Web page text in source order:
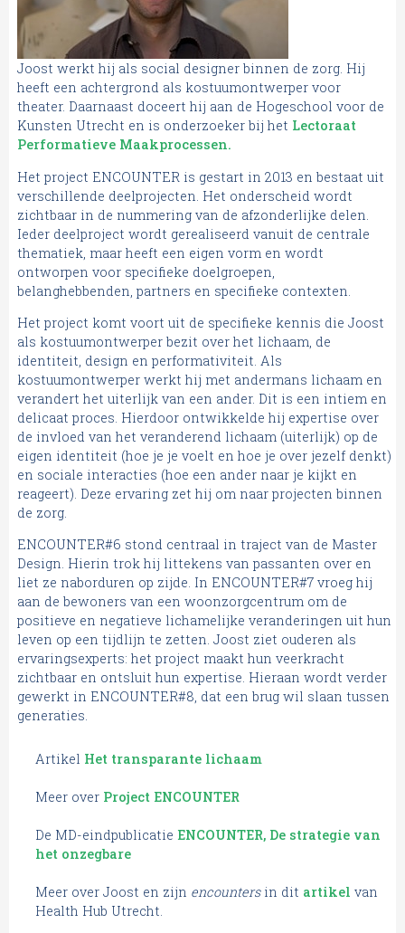
Joost werkt hij als social designer binnen de zorg. Hij
heeft een achtergrond als kostuumontwerper voor
theater. Daarnaast doceert hij aan de Hogeschool voor de
Kunsten Utrecht en is onderzoeker bij het Lectoraat
Performatieve Maakprocessen.
Het project ENCOUNTER is gestart in 2013 en bestaat uit
verschillende deelprojecten. Het onderscheid wordt
zichtbaar in de nummering van de afzonderlijke delen.
Ieder deelproject wordt gerealiseerd vanuit de centrale
thematiek, maar heeft een eigen vorm en wordt
ontworpen voor specifieke doelgroepen,
belanghebbenden, partners en specifieke contexten.
Het project komt voort uit de specifieke kennis die Joost
als kostuumontwerper bezit over het lichaam, de
identiteit, design en performativiteit. Als
kostuumontwerper werkt hij met andermans lichaam en
verandert het uiterlijk van een ander. Dit is een intiem en
delicaat proces. Hierdoor ontwikkelde hij expertise over
de invloed van het veranderend lichaam (uiterlijk) op de
eigen identiteit (hoe je je voelt en hoe je over jezelf denkt)
en sociale interacties (hoe een ander naar je kijkt en
reageert). Deze ervaring zet hij om naar projecten binnen
de zorg.
ENCOUNTER#6 stond centraal in traject van de Master
Design. Hierin trok hij littekens van passanten over en
liet ze naborduren op zijde. In ENCOUNTER#7 vroeg hij
aan de bewoners van een woonzorgcentrum om de
positieve en negatieve lichamelijke veranderingen uit hun
leven op een tijdlijn te zetten. Joost ziet ouderen als
ervaringsexperts: het project maakt hun veerkracht
zichtbaar en ontsluit hun expertise. Hieraan wordt verder
gewerkt in ENCOUNTER#8, dat een brug wil slaan tussen
generaties.
Artikel Het transparante lichaam
Meer over Project ENCOUNTER
De MD-eindpublicatie ENCOUNTER, De strategie van
het onzegbare
Meer over Joost en zijn encountersin dit artikel van
Health Hub Utrecht.